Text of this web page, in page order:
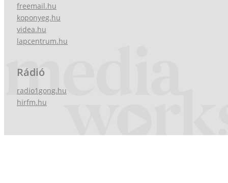
freemail.hu
koponyeg.hu
videa.hu
lapcentrum.hu
Rádió
radio1gong.hu
hirfm.hu